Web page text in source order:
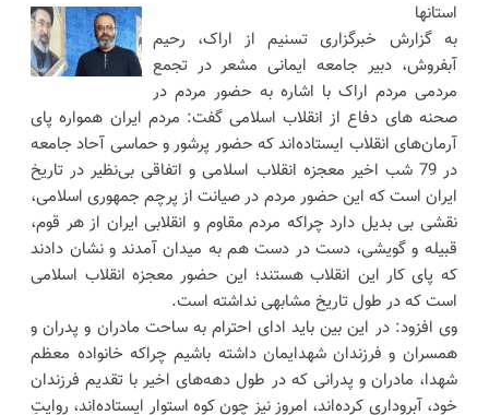
استانها
به گزارش خبرگزاری تسنیم از اراک، رحیم
آبفروش، دبیر جامعه ایمانی مشعر در تجمع
مردمی مردم اراک با اشاره به حضور مردم در
صحنه های دفاع از انقلاب اسلامی گفت: مردم ایران همواره پای
آرمان‌های انقلاب ایستاده‌اند که حضور پرشور و حماسی آحاد جامعه
در 79 شب اخیر معجزه انقلاب اسلامی و اتفاقی بی‌نظیر در تاریخ
ایران است که این حضور مردم در صیانت از پرچم جمهوری اسلامی،
نقشی بی بدیل دارد چراکه مردم مقاوم و انقلابی ایران از هر قوم،
قبیله و گویشی، دست در دست هم به میدان آمدند و نشان دادند
که پای کار این انقلاب هستند؛ این حضور معجزه انقلاب اسلامی
است که در طول تاریخ مشابهی نداشته است.
وی افزود: در این بین باید ادای احترام به ساحت مادران و پدران و
همسران و فرزندان شهدایمان داشته باشیم چراکه خانواده معظم
شهدا، مادران و پدرانی که در طول دهه‌های اخیر با تقدیم فرزندان
خود، آبروداری کرده‌اند، امروز نیز چون کوه استوار ایستاده‌اند، روایتِ